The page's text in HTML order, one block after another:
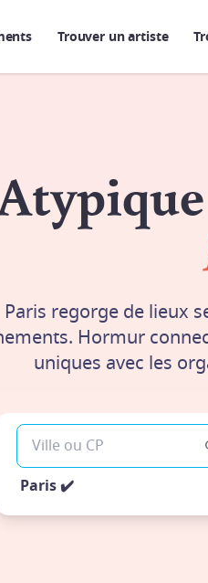
Trouver un artiste
Paris regorge de lieux
Hormur
uniques avec les
Paris✔️